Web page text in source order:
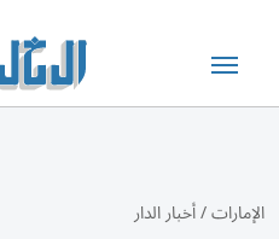
الإمارات/أخبار الدار